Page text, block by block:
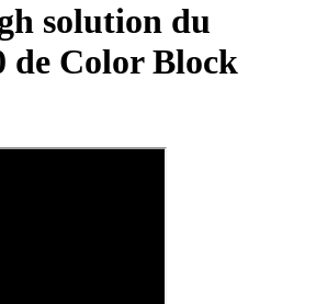
solution du
de Color Block